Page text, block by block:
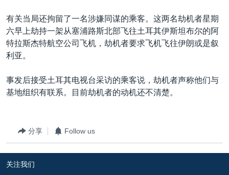
埃博拉疫情
美国之音专访
重要讲话与声明
台海两岸关系
南中国海争端
关注新疆
GEN Z 看美国
关注我们
其他语言网站
有关当局还拘留了一名涉嫌同谋的乘客。这两名劫机者星期
六早上劫持一架从塞浦路斯北部飞往土耳其伊斯坦布尔的阿
特拉斯杰特航空公司飞机，劫机者要求飞机飞往伊朗或是叙
利亚。
事发后接受土耳其电视台采访的乘客说，劫机者声称他们与
基地组织有联系。目前劫机者的动机还不清楚。
分享 Follow us
关注我们